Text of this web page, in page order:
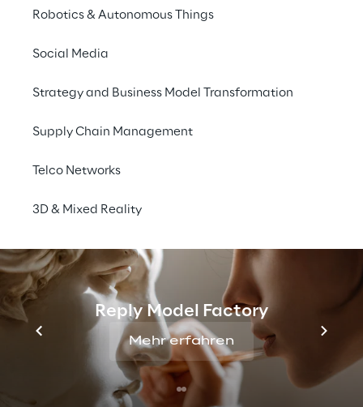
Robotics & Autonomous Things
Social Media
Strategy and Business Model Transformation
Supply Chain Management
Telco Networks
3D & Mixed Reality
Reply Model Factory
Mehr erfahren
Betriebseffizienz: wenn die Theorie durch KI
zur Realität wird.
12:00–13:00 Uhr UTC
English
Revolutionieren Sie Ihre
Automatisierungsstrate
gie mit generativer KI